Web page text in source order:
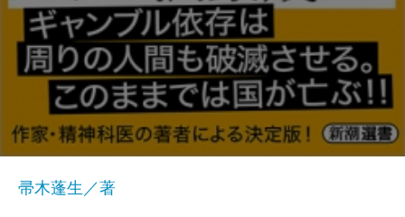
帚木蓬生／著